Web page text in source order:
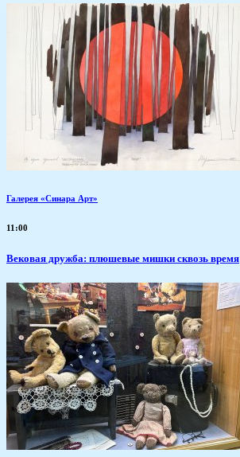
Галерея «Синара Арт»
11:00
Вековая дружба: плюшевые мишки сквозь время